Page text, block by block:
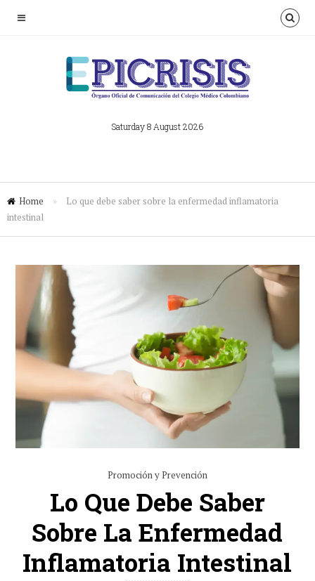
Saturday 8 August 2026
Home »
Lo que debe saber sobre la enfermedad inflamatoria
intestinal
Promoción y Prevención
Lo Que Debe Saber
Sobre La Enfermedad
Inflamatoria Intestinal